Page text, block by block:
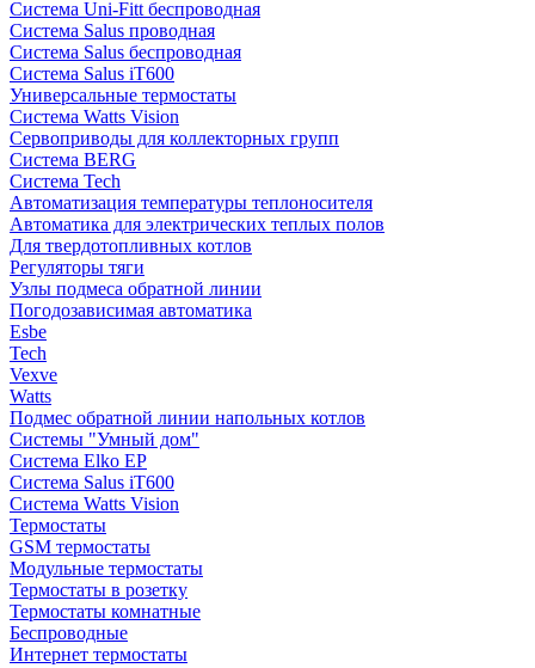
Система Uni-Fitt беспроводная
Система Salus проводная
Система Salus беспроводная
Система Salus iT600
Универсальные термостаты
Система Watts Vision
Сервоприводы для коллекторных групп
Система BERG
Система Tech
Автоматизация температуры теплоносителя
Автоматика для электрических теплых полов
Для твердотопливных котлов
Регуляторы тяги
Узлы подмеса обратной линии
Погодозависимая автоматика
Esbe
Tech
Vexve
Watts
Подмес обратной линии напольных котлов
Системы "Умный дом"
Система Elko EP
Система Salus iT600
Система Watts Vision
Термостаты
GSM термостаты
Модульные термостаты
Термостаты в розетку
Термостаты комнатные
Беспроводные
Интернет термостаты